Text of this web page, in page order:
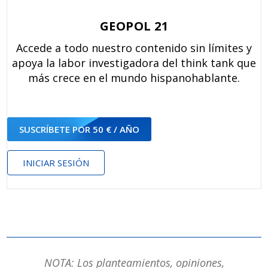
GEOPOL 21
Accede a todo nuestro contenido sin límites y
apoya la labor investigadora del think tank que
más crece en el mundo hispanohablante.
SUSCRÍBETE POR 50 € / AÑO
INICIAR SESIÓN
NOTA: Los planteamientos, opiniones,